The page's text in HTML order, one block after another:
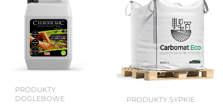
PRODUKTY
DOGLEBOWE
PRODUKTY SYPKIE